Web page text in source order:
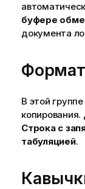
буфере
документа
В этой
Строка с
табуляцией.